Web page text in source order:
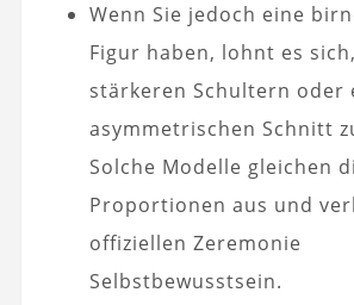
Wenn Sie jedoch eine
Figur haben, lohnt es
stärkeren Schultern oder
asymmetrischen Schnitt
Solche Modelle gleichen
Proportionen aus und
offiziellen Zeremonie
Selbstbewusstsein.